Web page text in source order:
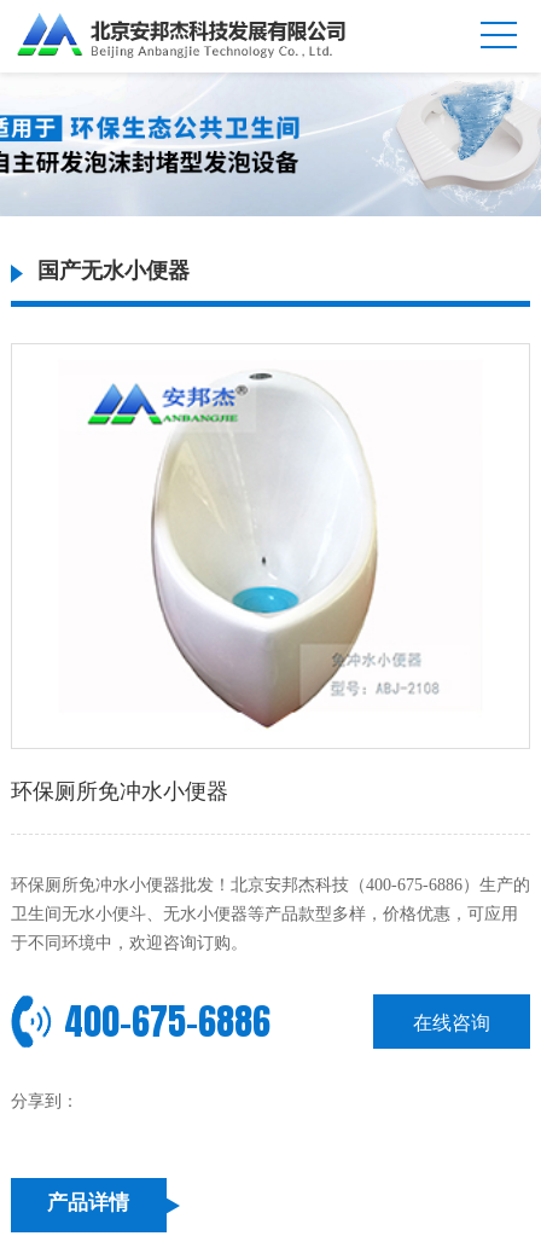
国产无水小便器
环保厕所免冲水小便器
环保厕所免冲水小便器批发！北京安邦杰科技（400-675-6886）生产的
卫生间无水小便斗、无水小便器等产品款型多样，价格优惠，可应用
于不同环境中，欢迎咨询订购。
400-675-6886 在线咨询
分享到：
产品详情